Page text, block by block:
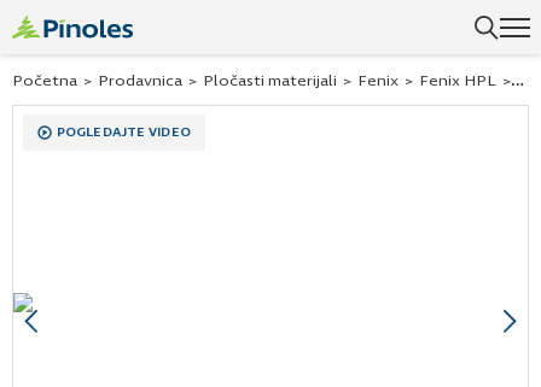
Početna > Prodavnica > Pločasti materijali > Fenix > Fenix HPL >
Previous
POGLEDAJTE VIDEO